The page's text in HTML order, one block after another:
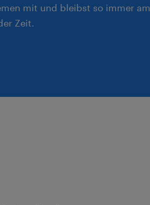
mit und bleibst so immer am
Zeit.